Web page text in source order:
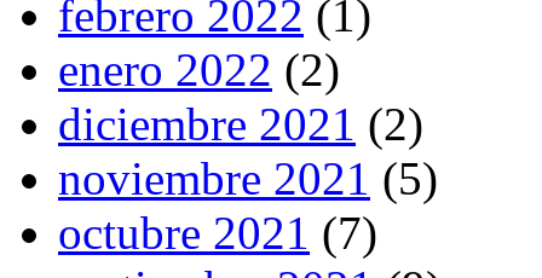
febrero 2022 (1)
enero 2022 (2)
diciembre 2021 (2)
noviembre 2021 (5)
octubre 2021 (7)